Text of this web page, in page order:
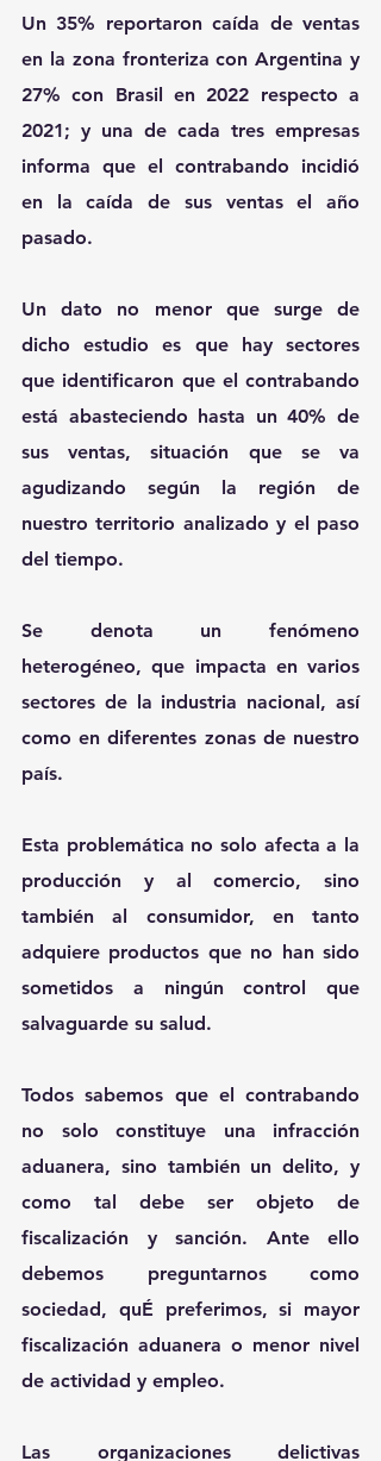
Un 35% reportaron caída de ventas
en la zona fronteriza con Argentina y
27% con Brasil en 2022 respecto a
2021; y una de cada tres empresas
informa que el contrabando incidió
en la caída de sus ventas el año
pasado.
Un dato no menor que surge de
dicho estudio es que hay sectores
que identificaron que el contrabando
está abasteciendo hasta un 40% de
sus ventas, situación que se va
agudizando según la región de
nuestro territorio analizado y el paso
del tiempo.
Se denota un fenómeno
heterogéneo, que impacta en varios
sectores de la industria nacional, así
como en diferentes zonas de nuestro
país.
Esta problemática no solo afecta a la
producción y al comercio, sino
también al consumidor, en tanto
adquiere productos que no han sido
sometidos a ningún control que
salvaguarde su salud.
Todos sabemos que el contrabando
no solo constituye una infracción
aduanera, sino también un delito, y
como tal debe ser objeto de
fiscalización y sanción. Ante ello
debemos preguntarnos como
sociedad, quÉ preferimos, si mayor
fiscalización aduanera o menor nivel
de actividad y empleo.
Las organizaciones delictivas